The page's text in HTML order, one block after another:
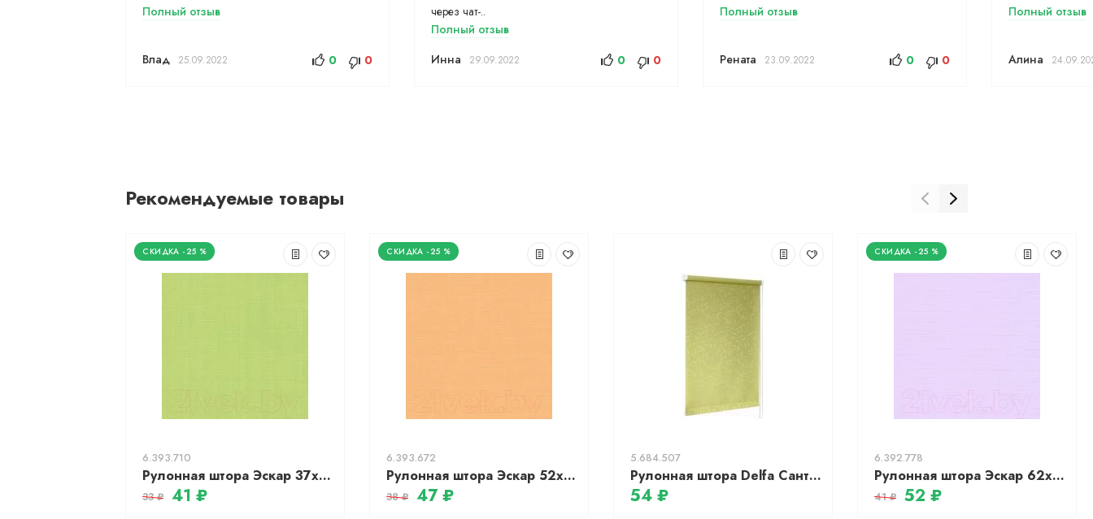
Полный отзыв
Влад 25.09.2022 0 0
через чат-..
Полный отзыв
Инна
29.09.2022 0 0
Полный отзыв
Рената 23.09.2022 0 0
Полный отзыв
Алина
Рекомендуемые товары
-25 %
6.393.710
Рулонная штора Эскар 37x170 / 310140371701 (салатовый)
33 ₽ 41 ₽
-25 %
6.393.672
Рулонная штора Эскар 52x170 / 310120521701 (абрикосовый)
38 ₽ 47 ₽
5.684.507
Рулонная штора Delfa Сантайм Жаккард Оливия СРШ-01М 8257 (68x170, салатовый)
54 ₽
-25 %
6.392.778
Рулонная штора Эскар 62x170 / 310070621701 (фиолетовый)
41 ₽ 52 ₽